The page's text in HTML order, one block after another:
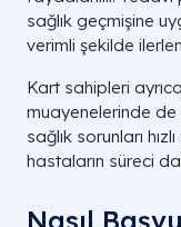
sağlık geçmişine
verimli şekilde
Kart sahipleri
muayenelerinde de
sağlık sorunları
hastaların süreci
Nasıl